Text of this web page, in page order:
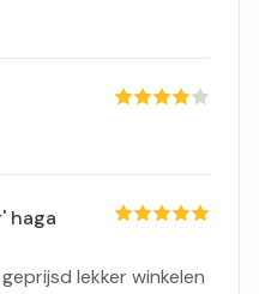
haga
lekker winkelen